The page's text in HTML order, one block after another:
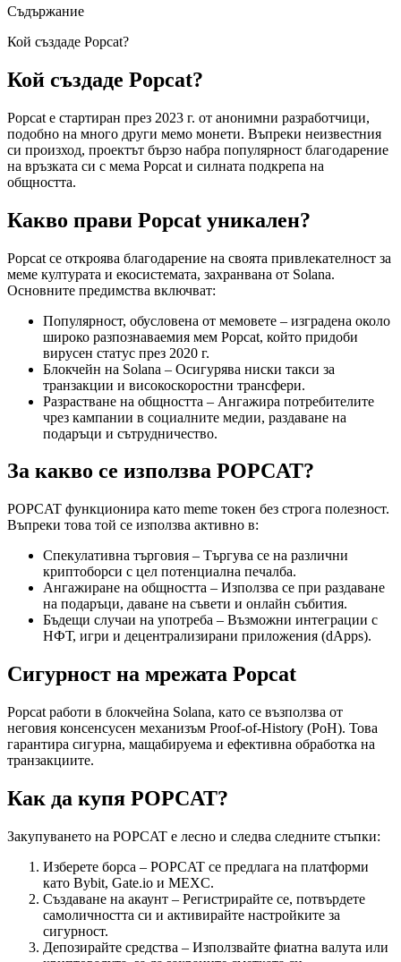
Съдържание
Кой създаде Popcat?
Кой създаде Popcat?
Popcat е стартиран през 2023 г. от анонимни разработчици,
подобно на много други мемо монети. Въпреки неизвестния
си произход, проектът бързо набра популярност благодарение
на връзката си с мема Popcat и силната подкрепа на
общността.
Какво прави Popcat уникален?
Popcat се откроява благодарение на своята привлекателност за
меме културата и екосистемата, захранвана от Solana.
Основните предимства включват:
Популярност, обусловена от мемовете – изградена около
широко разпознаваемия мем Popcat, който придоби
вирусен статус през 2020 г.
Блокчейн на Solana – Осигурява ниски такси за
транзакции и високоскоростни трансфери.
Разрастване на общността – Ангажира потребителите
чрез кампании в социалните медии, раздаване на
подаръци и сътрудничество.
За какво се използва POPCAT?
POPCAT функционира като meme токен без строга полезност.
Въпреки това той се използва активно в:
Спекулативна търговия – Търгува се на различни
криптоборси с цел потенциална печалба.
Ангажиране на общността – Използва се при раздаване
на подаръци, даване на съвети и онлайн събития.
Бъдещи случаи на употреба – Възможни интеграции с
НФТ, игри и децентрализирани приложения (dApps).
Сигурност на мрежата Popcat
Popcat работи в блокчейна Solana, като се възползва от
неговия консенсусен механизъм Proof-of-History (PoH). Това
гарантира сигурна, мащабируема и ефективна обработка на
транзакциите.
Как да купя POPCAT?
Закупуването на POPCAT е лесно и следва следните стъпки:
Изберете борса – POPCAT се предлага на платформи
като Bybit, Gate.io и MEXC.
Създаване на акаунт – Регистрирайте се, потвърдете
самоличността си и активирайте настройките за
сигурност.
Депозирайте средства – Използвайте фиатна валута или